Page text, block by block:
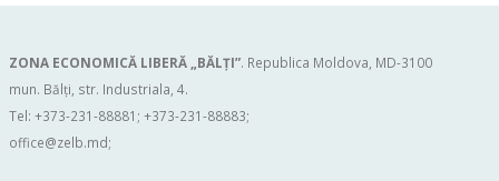
ZONA ECONOMICĂ LIBERĂ „BĂLŢI”. Republica Moldova, MD-3100
mun. Bălți, str. Industriala, 4.
Tel: +373-231-88881; +373-231-88883;
office@zelb.md;